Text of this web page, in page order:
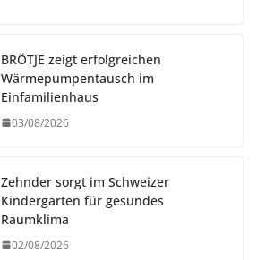
BRÖTJE zeigt erfolgreichen
Wärmepumpentausch im
Einfamilienhaus
03/08/2026
Zehnder sorgt im Schweizer
Kindergarten für gesundes
Raumklima
02/08/2026